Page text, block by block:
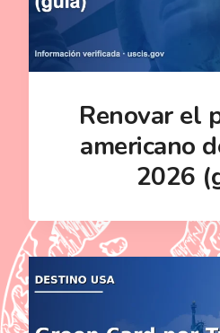
Renovar el
americano
2026